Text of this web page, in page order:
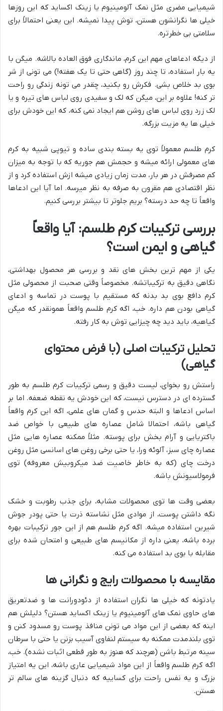
شیمیایی مضری مثل نمک آلومینیوم یا زینک اکساید که این روزها
خیلی ها نگرانشون هستن، توش پیدا نمیشه. این یعنی احتمالاً برای
سلامتی بی خطرتره.
از دیگه ادعاهای مهم این کرم، ماندگاری فوق العاده بالاشه. میگن با
یه بار استفاده، تا چند روز (گاهی حتی تا یک هفته!) می تونی از شر
بوی بد خلاص بشی. فکرش رو بکنید، چقدر می تونه زندگی رو راحت
تر کنه! علاوه بر این، میگن که لک و سفیدی روی لباس های تیره و یا
لک زرد روی لباس های روشن هم ایجاد نمی کنه، که این خودش برای
خیلی ها یه مزیت بزرگه.
کرم طلسم معمولاً توی یه بسته بندی ساده و تیوپی شبیه به کرم
های معمولی ارائه میشه و حجمش هم جوریه که با توجه به میزان
کم مصرفش در هر بار، مدت زمان زیادی میشه ازش استفاده کرد و از
نظر اقتصادی هم مقرون به صرفه به نظر میرسه. اما آیا این ادعاها
واقعاً تا چه حد درسته؟ بریم جلوتر تا بیشتر بررسی کنیم.
بررسی ترکیبات کرم طلسم: آیا واقعاً
گیاهی و ایمن است؟
یکی از مهم ترین بخش های نقد و بررسی هر محصول بهداشتی،
نگاهی دقیق به ترکیباتشه. مخصوصاً وقتی صحبت از محصولی مثل
کرم دافع بوی بد بدنه که مستقیم با پوست در تماسه و ادعای
گیاهی بودن هم داره. خب، اگه کرم طلسم واقعاً همونقدر که میگن
گیاهیه، باید دید چه چیزایی توش به کار رفته.
تحلیل ترکیبات اصلی (با فرض محتوای
گیاهی)
راستش رو بخوای، لیست دقیق و رسمی ترکیبات کرم طلسم به طور
گسترده ای در دسترس نیست، که این خودش یه نقطه ضعفه. اما بر
اساس ادعاها و البته حدس و گمان های علمی، اگه این کرم واقعاً
گیاهی باشه، احتمالا شامل عصاره های طبیعی با خواص ضد
باکتریایی و آرام بخش برای پوسته. مثلاً ممکنه عصاره هایی مثل
عصاره چای سبز، آلوئه ورا، یا حتی برخی روغن های اسانسی مثل روغن
درخت چای (که به خاطر خاصیت ضد میکروبیش معروفه) توی
فرمولاسیونش باشه.
بعضی وقت ها توی محصولات مشابه، برای جذب رطوبت و خشک
نگه داشتن پوست، از موادی مثل نشاسته ذرت یا حتی پودر جوش
شیرین استفاده میشه. اگه کرم طلسم هم از این جور ترکیبات بهره
برده باشه، یعنی داره از مکانیسم های طبیعی و امتحان شده برای
مقابله با بوی بد استفاده می کنه.
مقایسه با محصولات رایج و نگرانی ها
یادتونه که خیلی ها نگران استفاده از دئودورانت ها و ضدتعریق
های حاوی نمک های آلومینیوم یا زینک اکساید هستن؟ دلیلش هم
اینه که بعضی از این مواد می تونن منافذ پوست رو مسدود کنن و
توی بلندمدت ممکنه به سیستم لنفاوی آسیب بزنن یا حتی با سرطان
سینه مرتبط باشن (هرچند که هنوز به طور قطعی اثبات نشده). خب،
اگه کرم طلسم واقعاً از این مواد شیمیایی عاری باشه، این یه امتیاز
بزرگ و یه نفس راحت برای کساییه که دنبال گزینه های سالم تر
هستن.